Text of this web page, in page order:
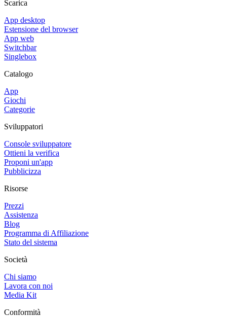
Scarica
App desktop
Estensione del browser
App web
Switchbar
Singlebox
Catalogo
App
Giochi
Categorie
Sviluppatori
Console sviluppatore
Ottieni la verifica
Proponi un'app
Pubblicizza
Risorse
Prezzi
Assistenza
Blog
Programma di Affiliazione
Stato del sistema
Società
Chi siamo
Lavora con noi
Media Kit
Conformità